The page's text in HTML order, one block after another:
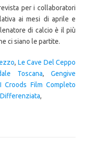
per i collaboratori
ai mesi di aprile e
di calcio è il più
ci siano le partite.
, Le Cave Del Ceppo
Toscana,Gengive
I Croods Film Completo
Differenziata,